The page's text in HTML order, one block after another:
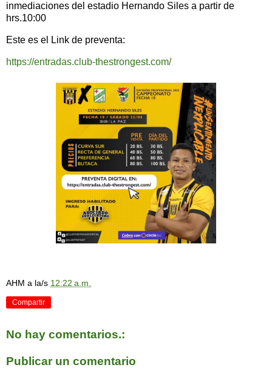
inmediaciones del estadio Hernando Siles a partir de
hrs.10:00
Este es el Link de preventa:
https://entradas.club-thestrongest.com/
AHM a la/s 12:22 a.m.
Compartir
No hay comentarios.:
Publicar un comentario